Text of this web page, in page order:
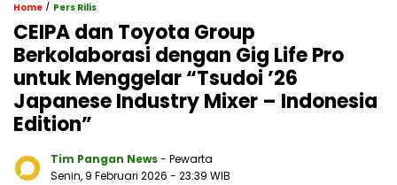
Home / Pers Rilis
CEIPA dan Toyota Group
Berkolaborasi dengan Gig Life Pro
untuk Menggelar “Tsudoi ’26
Japanese Industry Mixer – Indonesia
Edition”
Tim Pangan News- Pewarta
Senin, 9 Februari 2026 - 23:39 WIB